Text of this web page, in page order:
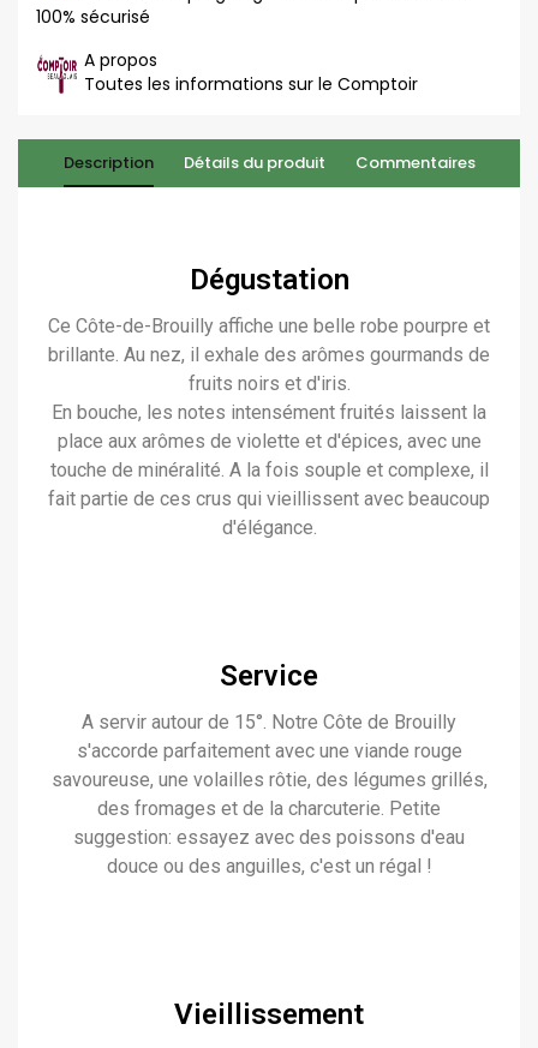
100% sécurisé
A propos
Toutes les informations sur le Comptoir
Description Détails du produit Commentaires
Dégustation
Ce Côte-de-Brouilly affiche une belle robe pourpre et
brillante. Au nez, il exhale des arômes gourmands de
fruits noirs et d'iris.
En bouche, les notes intensément fruités laissent la
place aux arômes de violette et d'épices, avec une
touche de minéralité. A la fois souple et complexe, il
fait partie de ces crus qui vieillissent avec beaucoup
d'élégance.
Service
A servir autour de 15°. Notre Côte de Brouilly
s'accorde parfaitement avec une viande rouge
savoureuse, une volailles rôtie, des légumes grillés,
des fromages et de la charcuterie. Petite
suggestion: essayez avec des poissons d'eau
douce ou des anguilles, c'est un régal !
Vieillissement